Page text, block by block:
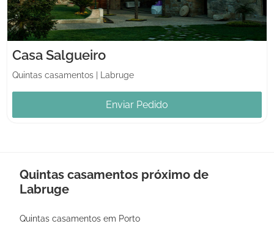
Casa Salgueiro
Quintas casamentos Labruge
Enviar Pedido
Quintas casamentos próximo de
Labruge
Quintas casamentos em Porto